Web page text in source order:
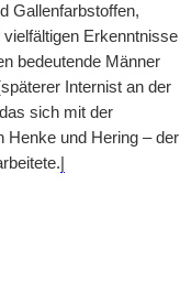
Gallenfarbstoffen,
Erkenntnisse
bedeutende Männer
Internist an der
sich mit der
Henke und Hering – der